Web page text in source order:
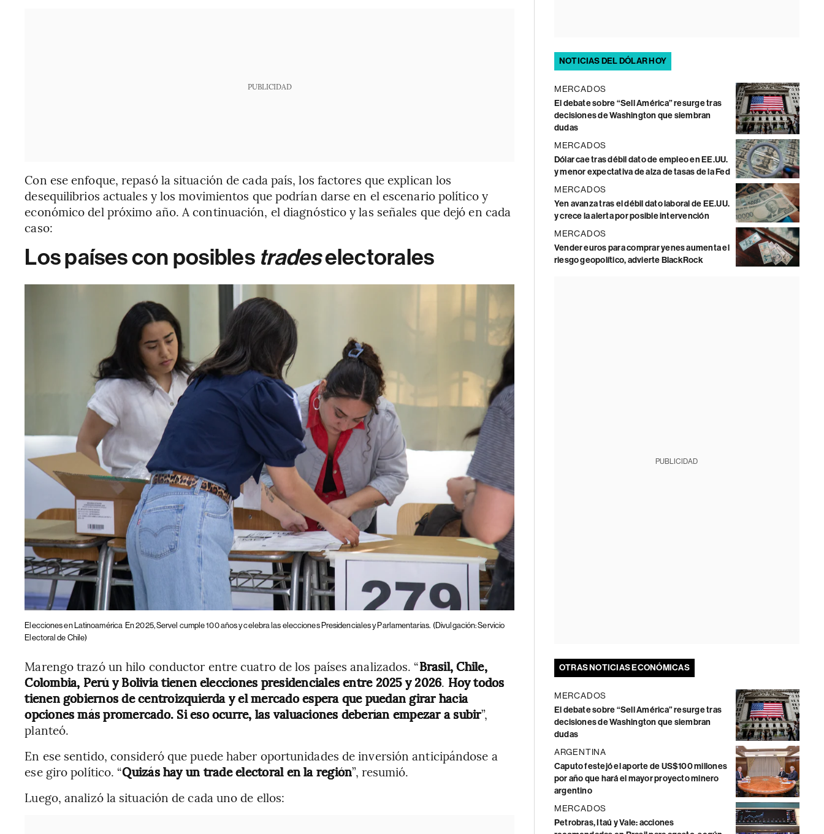
PUBLICIDAD
Con ese enfoque, repasó la situación de cada país, los factores que explican los
desequilibrios actuales y los movimientos que podrían darse en el escenario político y
económico del próximo año. A continuación, el diagnóstico y las señales que dejó en cada
caso:
Los países con posiblestradeselectorales
Elecciones en Latinoamérica En 2025, Servel cumple 100 años y celebra las elecciones Presidenciales y Parlamentarias. (Divulgación: Servicio
Electoral de Chile)
Marengo trazó un hilo conductor entre cuatro de los países analizados. “Brasil, Chile,
Colombia, Perú y Bolivia tienen elecciones presidenciales entre 2025 y 2026. Hoy todos
tienen gobiernos de centroizquierda y el mercado espera que puedan girar hacia
opciones más promercado. Si eso ocurre, las valuaciones deberían empezar a subir”,
planteó.
En ese sentido, consideró que puede haber oportunidades de inversión anticipándose a
ese giro político. “Quizás hay un trade electoral en la región”, resumió.
Luego, analizó la situación de cada uno de ellos:
NOTICIAS DEL DÓLAR HOY
MERCADOS
El debate sobre “Sell América” resurge tras
decisiones de Washington que siembran
dudas
MERCADOS
Dólar cae tras débil dato de empleo en EE.UU.
y menor expectativa de alza de tasas de la Fed
MERCADOS
Yen avanza tras el débil dato laboral de EE.UU.
y crece la alerta por posible intervención
MERCADOS
Vender euros para comprar yenes aumenta el
riesgo geopolítico, advierte BlackRock
PUBLICIDAD
OTRAS NOTICIAS ECONÓMICAS
MERCADOS
El debate sobre “Sell América” resurge tras
decisiones de Washington que siembran
dudas
ARGENTINA
Caputo festejó el aporte de US$100 millones
por año que hará el mayor proyecto minero
argentino
MERCADOS
Petrobras, Itaú y Vale: acciones